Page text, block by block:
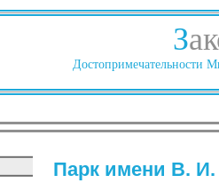
З
Достопримечательности
Парк имени В.